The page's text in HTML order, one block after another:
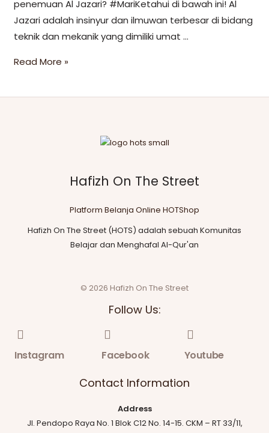
penemuan Al Jazari? #MariKetahui di bawah ini! Al
Jazari adalah insinyur dan ilmuwan terbesar di bidang
teknik dan mekanik yang dimiliki umat …
Read More »
Hafizh On The Street
Platform Belanja Online HOTShop
Hafizh On The Street (HOTS) adalah sebuah Komunitas
Belajar dan Menghafal Al-Qur'an
© 2026 Hafizh On The Street
Follow Us:
Instagram Facebook Youtube
Contact Information
Address
Jl. Pendopo Raya No. 1 Blok C12 No. 14-15. CKM – RT 33/11,